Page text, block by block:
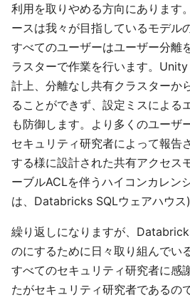
利用を取りやめる方向にあります
ースは我々が目指しているモデル
すべてのユーザーはユーザー分離
ラスターで作業を行います。
計上、分離なし共有クラスターか
ることができず、設定ミスによる
も防御します。より多くのユーザ
セキュリティ研究者によって報告
する様に設計された共有アクセス
ーブルACLを伴うハイコンカレン
は、Databricks SQLウェアハウス)
繰り返しになりますが、
のにするために日々取り組んでい
すべてのセキュリティ研究者に感
たがセキュリティ研究者であるの